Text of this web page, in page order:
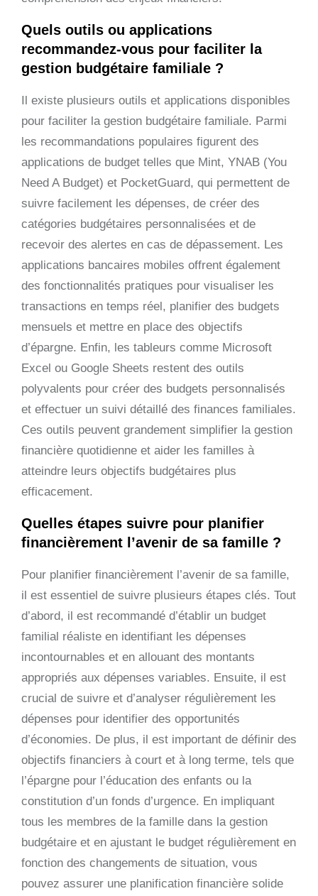
Quels outils ou applications
recommandez-vous pour faciliter la
gestion budgétaire familiale ?
Il existe plusieurs outils et applications disponibles
pour faciliter la gestion budgétaire familiale. Parmi
les recommandations populaires figurent des
applications de budget telles que Mint, YNAB (You
Need A Budget) et PocketGuard, qui permettent de
suivre facilement les dépenses, de créer des
catégories budgétaires personnalisées et de
recevoir des alertes en cas de dépassement. Les
applications bancaires mobiles offrent également
des fonctionnalités pratiques pour visualiser les
transactions en temps réel, planifier des budgets
mensuels et mettre en place des objectifs
d’épargne. Enfin, les tableurs comme Microsoft
Excel ou Google Sheets restent des outils
polyvalents pour créer des budgets personnalisés
et effectuer un suivi détaillé des finances familiales.
Ces outils peuvent grandement simplifier la gestion
financière quotidienne et aider les familles à
atteindre leurs objectifs budgétaires plus
efficacement.
Quelles étapes suivre pour planifier
financièrement l’avenir de sa famille ?
Pour planifier financièrement l’avenir de sa famille,
il est essentiel de suivre plusieurs étapes clés. Tout
d’abord, il est recommandé d’établir un budget
familial réaliste en identifiant les dépenses
incontournables et en allouant des montants
appropriés aux dépenses variables. Ensuite, il est
crucial de suivre et d’analyser régulièrement les
dépenses pour identifier des opportunités
d’économies. De plus, il est important de définir des
objectifs financiers à court et à long terme, tels que
l’épargne pour l’éducation des enfants ou la
constitution d’un fonds d’urgence. En impliquant
tous les membres de la famille dans la gestion
budgétaire et en ajustant le budget régulièrement en
fonction des changements de situation, vous
pouvez assurer une planification financière solide